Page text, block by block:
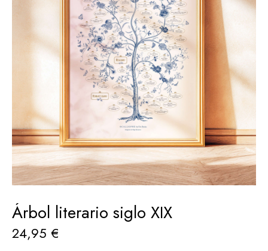
Árbol literario siglo XIX
24,95 €